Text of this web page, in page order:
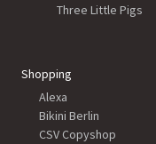
Three Little Pigs
Shopping
Alexa
Bikini Berlin
CSV Copyshop